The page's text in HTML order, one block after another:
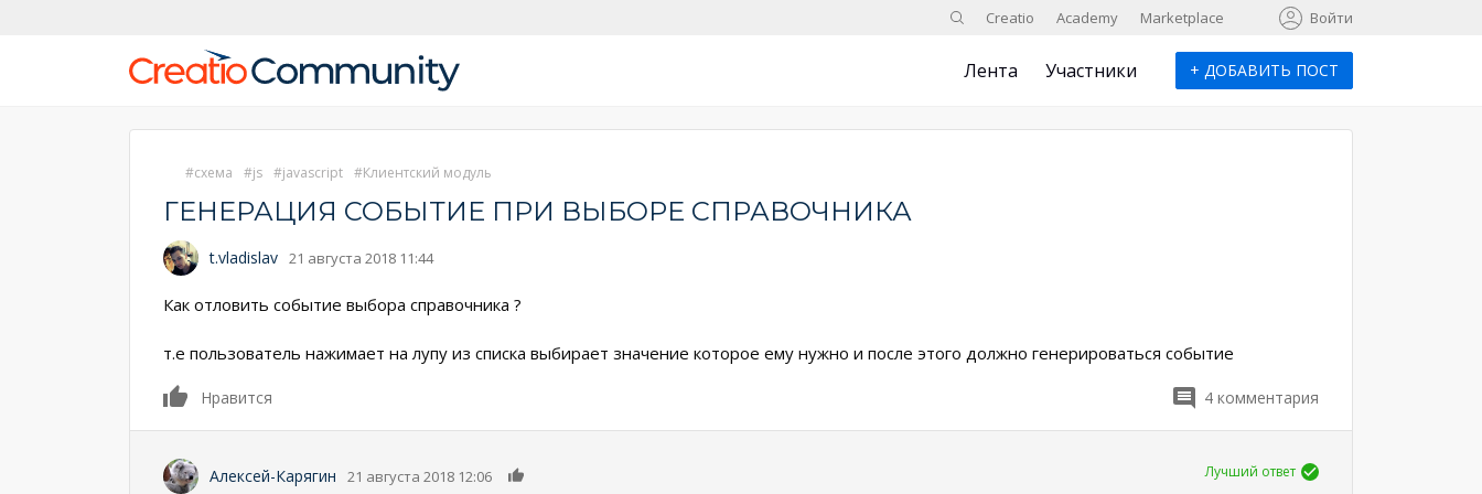
ПоискCreatio Academy Marketplace Войти
Лента Участники + ДОБАВИТЬ ПОСТ
схема js javascript Клиентский модуль
ГЕНЕРАЦИЯ СОБЫТИЕ ПРИ ВЫБОРЕ СПРАВОЧНИКА
t.vladislav 21 августа 2018 11:44
Как отловить событие выбора справочника ?
т.е пользователь нажимает на лупу из списка выбирает значение которое ему нужно и после этого должно генерироваться событие
0
Нравится 4 комментария
Лучший ответ
Алексей-Карягин 21 августа 2018 12:06